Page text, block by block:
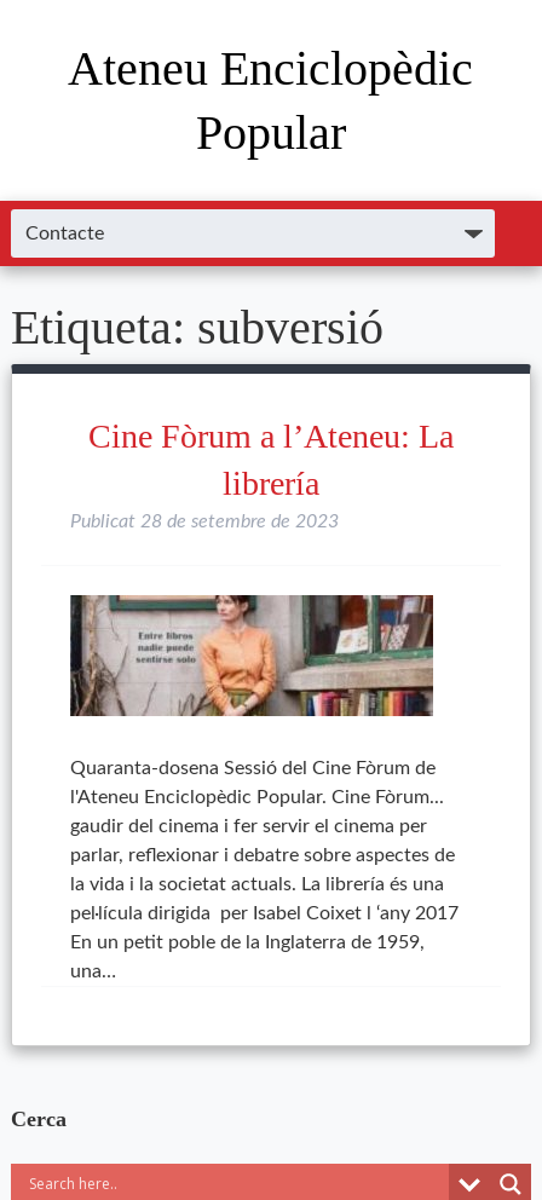
Ateneu Enciclopèdic
Popular
Etiqueta: subversió
Cine Fòrum a l’Ateneu: La
librería
Publicat 28 de setembre de 2023
Quaranta-dosena Sessió del Cine Fòrum de
l'Ateneu Enciclopèdic Popular. Cine Fòrum...
gaudir del cinema i fer servir el cinema per
parlar, reflexionar i debatre sobre aspectes de
la vida i la societat actuals. La librería és una
pel·lícula dirigida per Isabel Coixet l ‘any 2017
En un petit poble de la Inglaterra de 1959,
una…
Cerca